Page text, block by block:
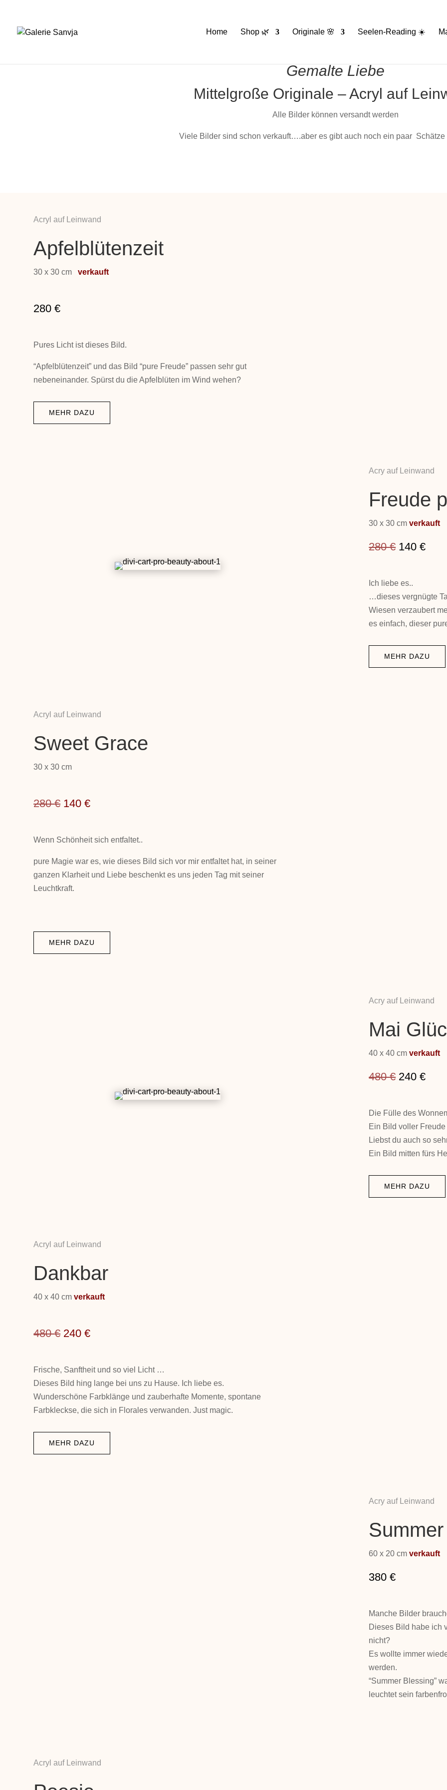
Home Shop 🌿 Originale 🌸 Seelen-Reading ☀️
Gemalte Liebe
Mittelgroße Originale – Acryl auf
Alle Bilder können versandt werden
Viele Bilder sind schon verkauft….aber es gibt auch noch ein paar Schätze
Acryl auf Leinwand
Apfelblütenzeit
30 x 30 cmverkauft
280€
Pures Licht ist dieses Bild.
“Apfelblütenzeit” und das Bild “pure Freude” passen sehr gut
nebeneinander. Spürst du die Apfelblüten im Wind wehen?
MEHR DAZU
Acry auf Leinwand
Freude
30 x 30 cmverkauft
280€
280 €
140€
Ich liebe es..
…dieses vergnügte
Wiesen verzaubert
es einfach, dieser
MEHR DAZU
Acryl auf Leinwand
Sweet Grace
30 x 30 cm
280€ Ursprünglicher
280 €
140€Aktueller
140 €.
Wenn Schönheit sich entfaltet..
pure Magie war es, wie dieses Bild sich vor mir entfaltet hat, in seiner
ganzen Klarheit und Liebe beschenkt es uns jeden Tag mit seiner
Leuchtkraft.
MEHR DAZU
Acry auf Leinwand
Mai
40 x 40 cmverkauft
480€
480 €
240€
240
Die Fülle des
Ein Bild voller
Liebst du auch so
Ein Bild mitten fürs
MEHR DAZU
Acryl auf Leinwand
Dankbar
40 x 40 cmverkauft
480€ Ursprünglicher
480 €
240€Aktueller
240 €.
Frische, Sanftheit und so viel Licht …
Dieses Bild hing lange bei uns zu Hause. Ich liebe es.
Wunderschöne Farbklänge und zauberhafte Momente, spontane
Farbkleckse, die sich in Florales verwanden. Just magic.
MEHR DAZU
Acry auf Leinwand
60 x 20 cmverkauft
380€
Manche Bilder
Dieses Bild habe ich
nicht?
Es wollte immer
werden.
“Summer Blessing”
leuchtet sein
Acryl auf Leinwand